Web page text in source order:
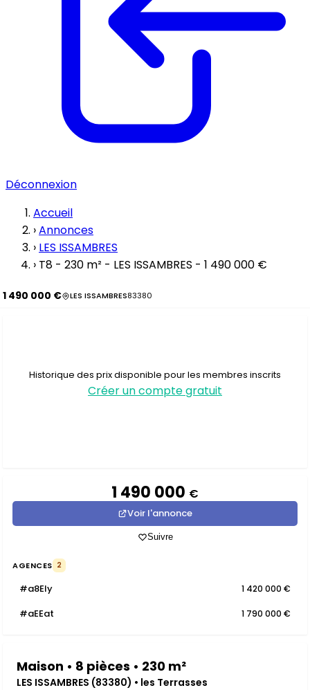
Déconnexion
Accueil
›Annonces
› LES ISSAMBRES
› T8 - 230 m² - LES ISSAMBRES - 1 490 000 €
1 490 000 € LES ISSAMBRES83380
Historique des prix disponible pour les membres inscrits
Créer un compte gratuit
1 490 000 €
Voir l'annonce
Suivre
AGENCES 2
#a8Ely 1 420 000 €
#aEEat 1 790 000 €
Maison • 8 pièces • 230 m²
LES ISSAMBRES (83380) • les Terrasses